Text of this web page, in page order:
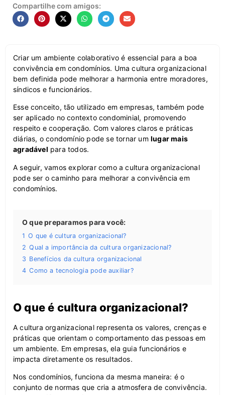
Compartilhe com amigos:
Criar um ambiente colaborativo é essencial para a boa
convivência em condomínios. Uma cultura organizacional
bem definida pode melhorar a harmonia entre moradores,
síndicos e funcionários.
Esse conceito, tão utilizado em empresas, também pode
ser aplicado no contexto condominial, promovendo
respeito e cooperação. Com valores claros e práticas
diárias, o condomínio pode se tornar um lugar mais
agradável para todos.
A seguir, vamos explorar como a cultura organizacional
pode ser o caminho para melhorar a convivência em
condomínios.
O que preparamos para você:
1 O que é cultura organizacional?
2 Qual a importância da cultura organizacional?
3 Benefícios da cultura organizacional
4 Como a tecnologia pode auxiliar?
O que é cultura organizacional?
A cultura organizacional representa os valores, crenças e
práticas que orientam o comportamento das pessoas em
um ambiente. Em empresas, ela guia funcionários e
impacta diretamente os resultados.
Nos condomínios, funciona da mesma maneira: é o
conjunto de normas que cria a atmosfera de convivência.